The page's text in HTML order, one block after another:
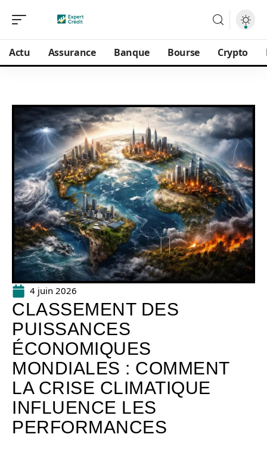
Actu Assurance Banque Bourse Crypto
4 juin 2026
CLASSEMENT DES
PUISSANCES
ÉCONOMIQUES
MONDIALES : COMMENT
LA CRISE CLIMATIQUE
INFLUENCE LES
PERFORMANCES